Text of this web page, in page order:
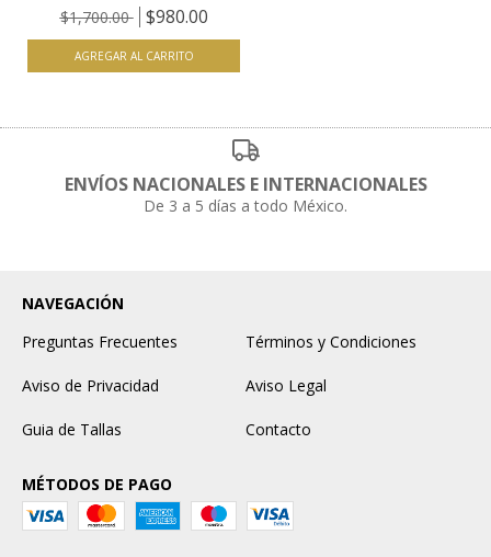
$1,700.00
$980.00
AGREGAR AL CARRITO
ENVÍOS NACIONALES E INTERNACIONALES
De 3 a 5 días a todo México.
NAVEGACIÓN
Preguntas Frecuentes
Términos y Condiciones
Aviso de Privacidad Aviso Legal
Guia de Tallas Contacto
MÉTODOS DE PAGO